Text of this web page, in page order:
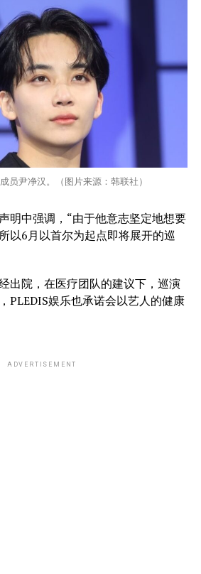
员尹净汉。（图片来源：韩联社）
明中强调，“由于他意志坚定地想要
以6月以首尔为起点即将展开的巡
出院，在医疗团队的建议下，巡演
PLEDIS娱乐也承诺会以艺人的健康
ADVERTISEMENT